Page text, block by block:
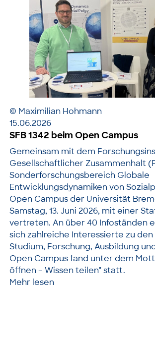
© Maximilian Hohmann
15.06.2026
SFB 1342 beim Open Campus
Gemeinsam mit dem
Gesellschaftlicher Zusammenhalt
Sonderforschungsbereich Globale
Entwicklungsdynamiken von
Open Campus der Universität
Samstag, 13. Juni 2026, mit einer
vertreten. An über 40 Infoständen
sich zahlreiche Interessierte zu
Studium, Forschung, Ausbildung
Open Campus fand unter dem
öffnen – Wissen teilen" statt.
Mehr lesen